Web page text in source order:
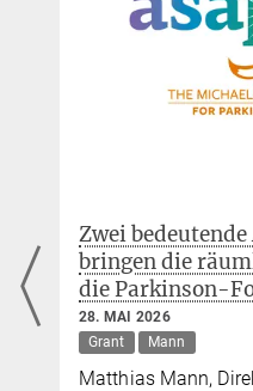
MPI für
Am
82152
Zwei
bringen die
die Parkinson-
28. MAI 2026
Grant
Mann
Matthias Mann,